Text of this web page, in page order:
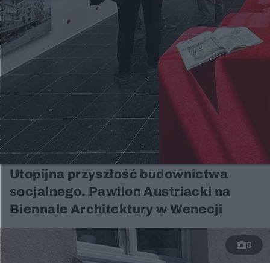
Utopijna przyszłość budownictwa
socjalnego. Pawilon Austriacki na
Biennale Architektury w Wenecji
9